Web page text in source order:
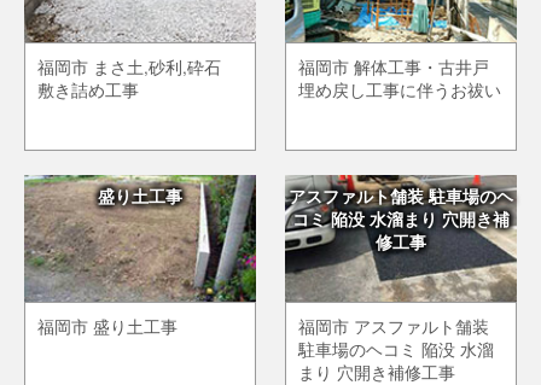
福岡市 まさ土,砂利,砕石
敷き詰め工事
福岡市 解体工事・古井戸
埋め戻し工事に伴うお祓い
盛り土工事
福岡市 盛り土工事
アスファルト舗装 駐車場のヘ
コミ 陥没 水溜まり 穴開き補
修工事
福岡市 アスファルト舗装
駐車場のヘコミ 陥没 水溜
まり 穴開き補修工事